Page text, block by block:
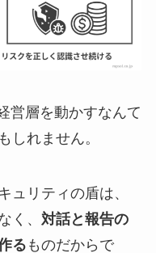
営層を動かすなんて
しれません。
ュリティの盾は、
く、 対話と報告の
る ものだからで